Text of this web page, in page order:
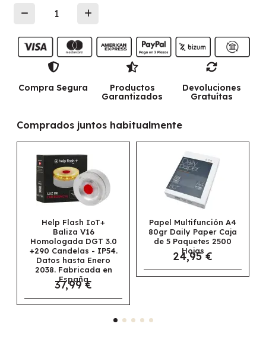
Compra Segura
Productos
Garantizados
Devoluciones
Gratuítas
Comprados juntos habitualmente
Papel Multifunción A4
80gr Daily Paper Caja
de 5 Paquetes 2500
Hojas
24,95 €
Papel Navigator
Universal
Multifunción A3 80gr
Caja de 5 Paquetes
2500 Hojas